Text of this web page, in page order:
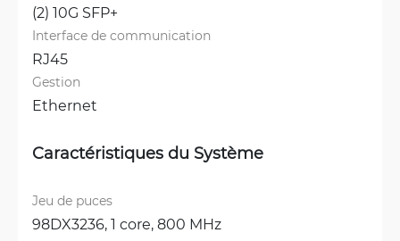
(2) 10G SFP+
Interface de communication
RJ45
Gestion
Ethernet
Caractéristiques du Système
Jeu de puces
98DX3236, 1 core, 800 MHz